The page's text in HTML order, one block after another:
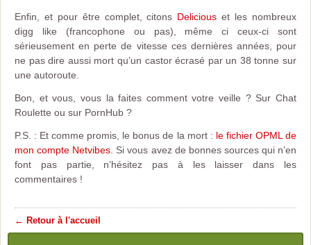
Enfin, et pour être complet, citons Delicious et les nombreux
digg like (francophone ou pas), même ci ceux-ci sont
sérieusement en perte de vitesse ces dernières années, pour
ne pas dire aussi mort qu’un castor écrasé par un 38 tonne sur
une autoroute.
Bon, et vous, vous la faites comment votre veille ? Sur Chat
Roulette ou sur PornHub ?
P.S. : Et comme promis, le bonus de la mort : le fichier OPML de
mon compte Netvibes . Si vous avez de bonnes sources qui n’en
font pas partie, n’hésitez pas à les laisser dans les
commentaires !
← Retour à l'accueil